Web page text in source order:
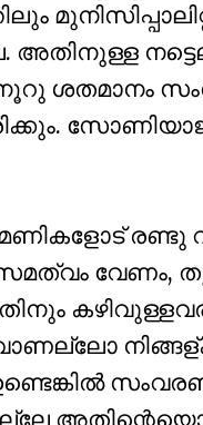
അതിനുള്ള
നൂറു ശതമാനം
മണികളോട്